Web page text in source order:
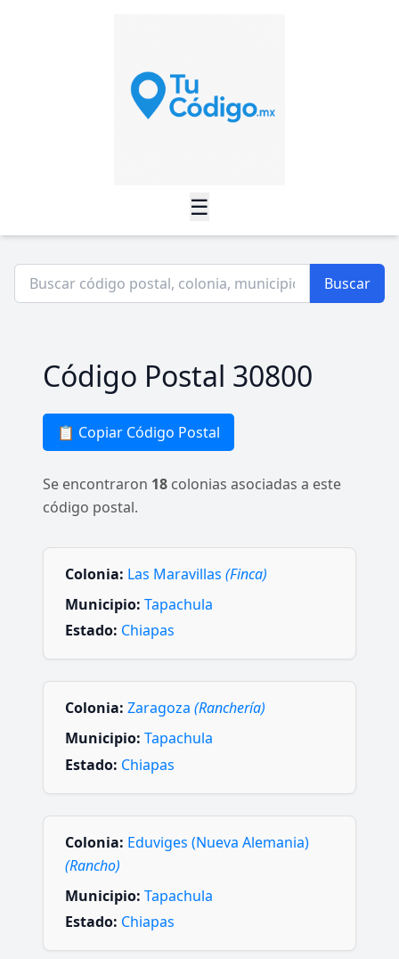
☰
Buscar
Código Postal 30800
📋 Copiar Código Postal
Se encontraron 18 colonias asociadas a este
código postal.
Colonia: Las Maravillas (Finca)
Municipio: Tapachula
Estado: Chiapas
Colonia: Zaragoza (Ranchería)
Municipio: Tapachula
Estado: Chiapas
Colonia: Eduviges (Nueva Alemania)
(Rancho)
Municipio: Tapachula
Estado: Chiapas